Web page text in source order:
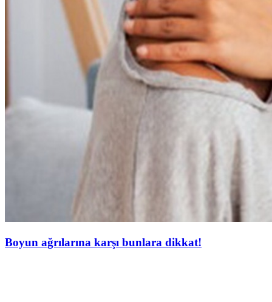
Boyun ağrılarına karşı bunlara dikkat!